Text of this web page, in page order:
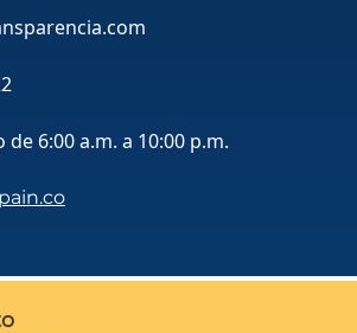
de 6:00 a.m. a 10:00 p.m.